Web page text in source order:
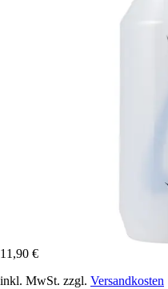
11,90 €
inkl. MwSt. zzgl. Versandkosten